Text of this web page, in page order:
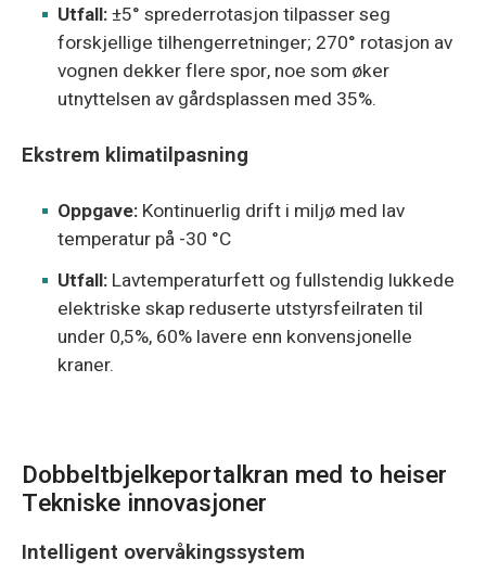
Utfall:±5° sprederrotasjon tilpasser seg
forskjellige tilhengerretninger; 270° rotasjon av
vognen dekker flere spor, noe som øker
utnyttelsen av gårdsplassen med 35%.
Ekstrem klimatilpasning
Oppgave: Kontinuerlig drift i miljø med lav
temperatur på -30 °C
Utfall: Lavtemperaturfett og fullstendig lukkede
elektriske skap reduserte utstyrsfeilraten til
under 0,5%, 60% lavere enn konvensjonelle
kraner.
Dobbeltbjelkeportalkran med to heiser
Tekniske innovasjoner
Intelligent overvåkingssystem